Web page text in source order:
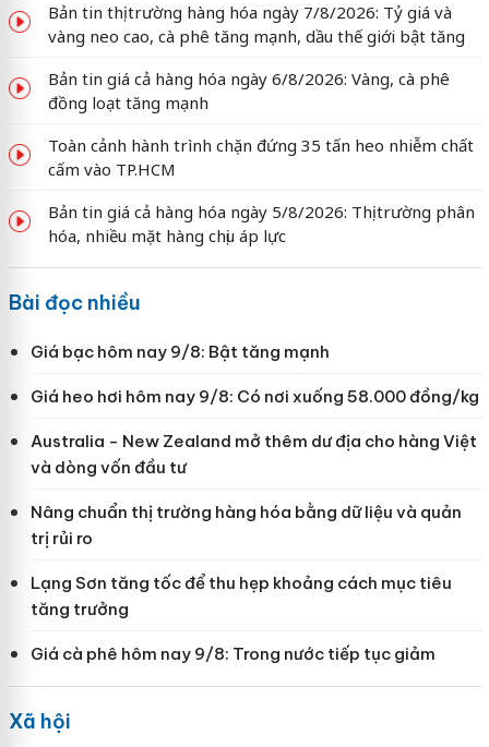
Bản tin thị trường hàng hóa ngày 7/8/2026: Tỷ giá và
vàng neo cao, cà phê tăng mạnh, dầu thế giới bật tăng
Bản tin giá cả hàng hóa ngày 6/8/2026: Vàng, cà phê
đồng loạt tăng mạnh
Toàn cảnh hành trình chặn đứng 35 tấn heo nhiễm chất
cấm vào TP.HCM
Bản tin giá cả hàng hóa ngày 5/8/2026: Thị trường phân
hóa, nhiều mặt hàng chịu áp lực
Bài đọc nhiều
Giá bạc hôm nay 9/8: Bật tăng mạnh
Giá heo hơi hôm nay 9/8: Có nơi xuống 58.000 đồng/kg
Australia - New Zealand mở thêm dư địa cho hàng Việt
và dòng vốn đầu tư
Nâng chuẩn thị trường hàng hóa bằng dữ liệu và quản
trị rủi ro
Lạng Sơn tăng tốc để thu hẹp khoảng cách mục tiêu
tăng trưởng
Giá cà phê hôm nay 9/8: Trong nước tiếp tục giảm
Xã hội